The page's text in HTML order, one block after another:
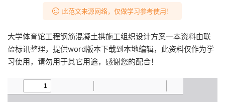
此范文来源网络，仅做学习参考使用！
大学体育馆工程钢筋混凝土拱施工组织设计方案—本资料由联
盈标讯整理，提供word版本下载到本地编辑，此资料仅作为学
习使用，请勿用于其它用途，感谢您的配合！